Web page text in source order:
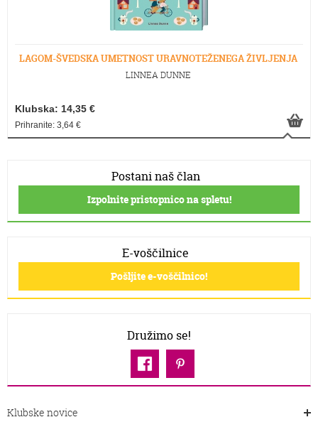
LAGOM-ŠVEDSKA UMETNOST URAVNOTEŽENEGA ŽIVLJENJA
LINNEA DUNNE
Klubska: 14,35 €
Prihranite: 3,64 €
Postani naš član
Izpolnite pristopnico na spletu!
E-voščilnice
Pošljite e-voščilnico!
Družimo se!
Klubske novice